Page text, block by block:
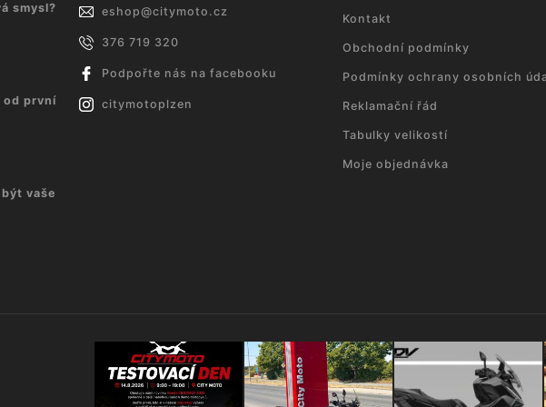
smysl?
od první
vaše
eshop@citymoto.cz
376 719 320
Podpořte nás na facebooku
citymotoplzen
Kontakt
Obchodní podmínky
Podmínky ochrany osobních
Reklamační řád
Tabulky velikostí
Moje objednávka